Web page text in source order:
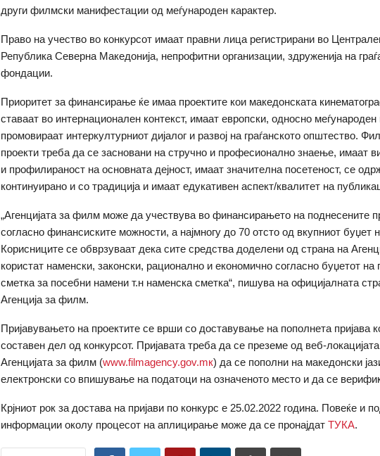
други филмски манифестации од меѓународен карактер.
Право на учество во конкурсот имаат правни лица регистрирани во
Република Северна Македонија, непрофитни организации, здруженија на
фондации.
Приоритет за финансирање ќе имаа проектите кои македонската
ставаат во интернационален контекст, имаат европски, односно меѓународен
промовираат интеркултурниот дијалог и развој на граѓанското општество.
проекти треба да се засновани на стручно и професионално знаење, имаат
и профилираност на основната дејност, имаат значителна посетеност, се
континуирано и со традиција и имаат едукативен аспект/квалитет на
„Агенцијата за филм може да учествува во финансирањето на поднесените
согласно финансиските можности, а најмногу до 70 отсто од вкупниот буџет
Корисниците се обврзуваат дека сите средства доделени од страна на
користат наменски, законски, рационално и економично согласно буџетот на
сметка за посебни намени т.н наменска сметка“, пишува на официјалната
Агенција за филм.
Пријавувањето на проектите се врши со доставување на пополнета пријава
составен дел од конкурсот. Пријавата треба да се преземе од веб-
Агенцијата за филм (www.filmagency.gov.mк) да се пополни на македонски
електронски со впишување на податоци на означеното место и да се
Крјниот рок за достава на пријави по конкурс е 25.02.2022 година. Повеќе и
информации околу процесот на аплицирање може да се пронајдатТУКА.